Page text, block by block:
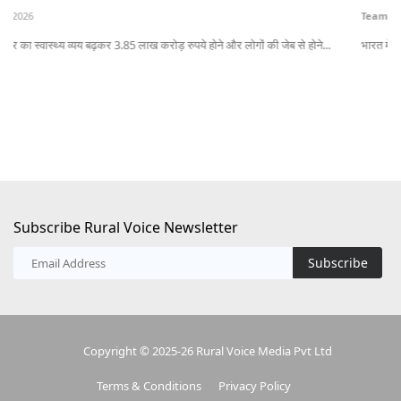
Team RuralVoice
भारत में ग्रामीण मांग मजबूत बनी हुई है। बेहतर कृषि आय, सरकारी हस्तांतरण, ऋण में...
Subscribe Rural Voice Newsletter
Subscribe
Copyright © 2025-26 Rural Voice Media Pvt Ltd
Terms & Conditions Privacy Policy